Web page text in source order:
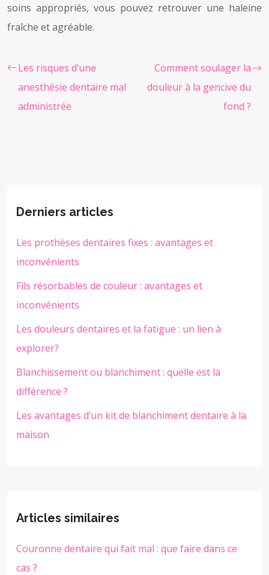
soins appropriés, vous pouvez retrouver une haleine
fraîche et agréable.
Les risques d’une
anesthésie dentaire mal
administrée
Comment soulager la
douleur à la gencive du
fond ?
Derniers articles
Les prothèses dentaires fixes : avantages et
inconvénients
Fils résorbables de couleur : avantages et
inconvénients
Les douleurs dentaires et la fatigue : un lien à
explorer?
Blanchissement ou blanchiment : quelle est la
différence ?
Les avantages d’un kit de blanchiment dentaire à la
maison
Articles similaires
Couronne dentaire qui fait mal : que faire dans ce
cas ?